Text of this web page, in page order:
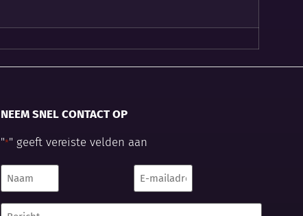
NEEM SNEL CONTACT OP
"*" geeft vereiste velden aan
Naam
E-
mailadres
*
Bericht...